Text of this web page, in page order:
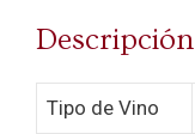
Descripción
Tipo de Vino